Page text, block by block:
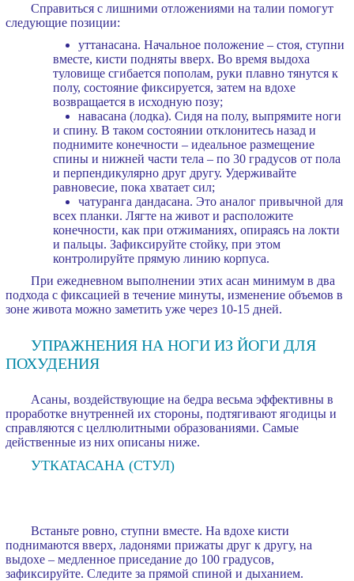
Справиться с лишними отложениями на талии помогут
следующие позиции:
уттанасана. Начальное положение – стоя, ступни
вместе, кисти подняты вверх. Во время выдоха
туловище сгибается пополам, руки плавно тянутся к
полу, состояние фиксируется, затем на вдохе
возвращается в исходную позу;
навасана (лодка). Сидя на полу, выпрямите ноги
и спину. В таком состоянии отклонитесь назад и
поднимите конечности – идеальное размещение
спины и нижней части тела – по 30 градусов от пола
и перпендикулярно друг другу. Удерживайте
равновесие, пока хватает сил;
чатуранга дандасана. Это аналог привычной для
всех планки. Лягте на живот и расположите
конечности, как при отжиманиях, опираясь на локти
и пальцы. Зафиксируйте стойку, при этом
контролируйте прямую линию корпуса.
При ежедневном выполнении этих асан минимум в два
подхода с фиксацией в течение минуты, изменение объемов в
зоне живота можно заметить уже через 10-15 дней.
УПРАЖНЕНИЯ НА НОГИ ИЗ ЙОГИ ДЛЯ
ПОХУДЕНИЯ
Асаны, воздействующие на бедра весьма эффективны в
проработке внутренней их стороны, подтягивают ягодицы и
справляются с целлюлитными образованиями. Самые
действенные из них описаны ниже.
УТКАТАСАНА (СТУЛ)
Встаньте ровно, ступни вместе. На вдохе кисти
поднимаются вверх, ладонями прижаты друг к другу, на
выдохе – медленное приседание до 100 градусов,
зафиксируйте. Следите за прямой спиной и дыханием.